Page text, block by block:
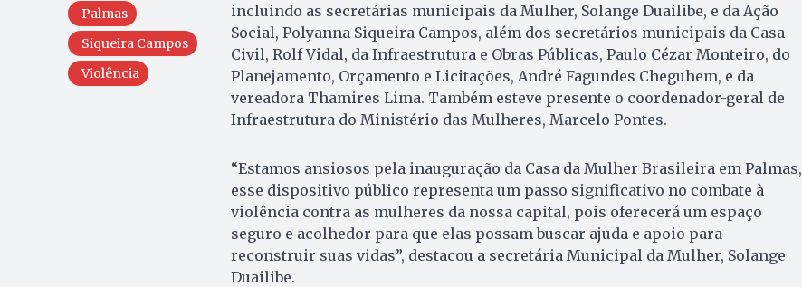
Palmas
Siqueira Campos
Violência
incluindo as secretárias municipais da Mulher, Solange Duailibe, e da Ação
Social, Polyanna Siqueira Campos, além dos secretários municipais da Casa
Civil, Rolf Vidal, da Infraestrutura e Obras Públicas, Paulo Cézar Monteiro, do
Planejamento, Orçamento e Licitações, André Fagundes Cheguhem, e da
vereadora Thamires Lima. Também esteve presente o coordenador-geral de
Infraestrutura do Ministério das Mulheres, Marcelo Pontes.
“Estamos ansiosos pela inauguração da Casa da Mulher Brasileira em Palmas,
esse dispositivo público representa um passo significativo no combate à
violência contra as mulheres da nossa capital, pois oferecerá um espaço
seguro e acolhedor para que elas possam buscar ajuda e apoio para
reconstruir suas vidas”, destacou a secretária Municipal da Mulher, Solange
Duailibe.